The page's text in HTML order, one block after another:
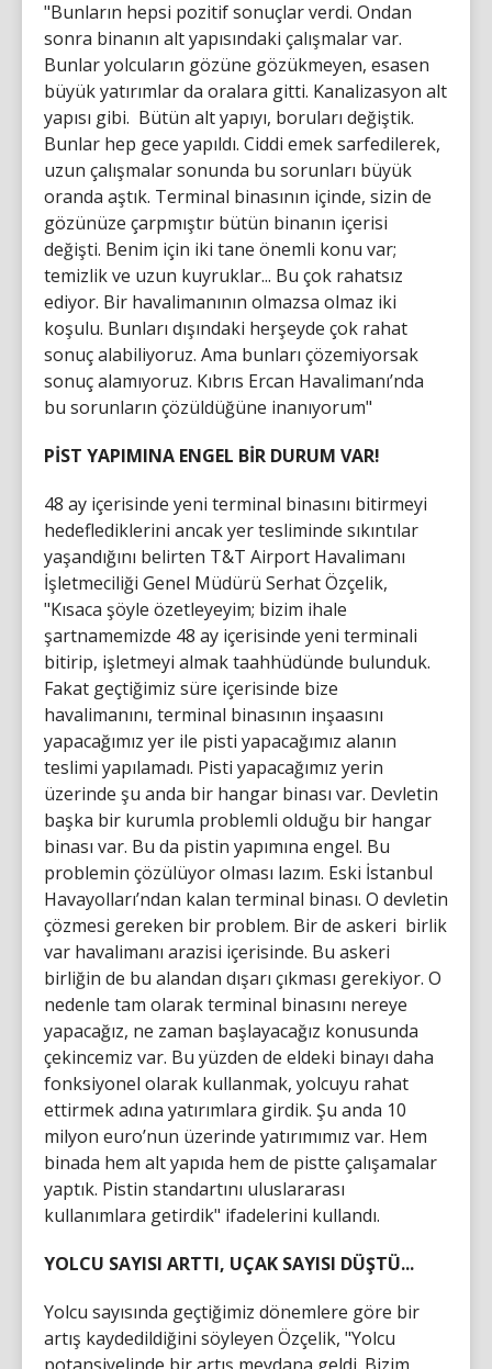
"Bunların hepsi pozitif sonuçlar verdi. Ondan
sonra binanın alt yapısındaki çalışmalar var.
Bunlar yolcuların gözüne gözükmeyen, esasen
büyük yatırımlar da oralara gitti. Kanalizasyon alt
yapısı gibi. Bütün alt yapıyı, boruları değiştik.
Bunlar hep gece yapıldı. Ciddi emek sarfedilerek,
uzun çalışmalar sonunda bu sorunları büyük
oranda aştık. Terminal binasının içinde, sizin de
gözünüze çarpmıştır bütün binanın içerisi
değişti. Benim için iki tane önemli konu var;
temizlik ve uzun kuyruklar... Bu çok rahatsız
ediyor. Bir havalimanının olmazsa olmaz iki
koşulu. Bunları dışındaki herşeyde çok rahat
sonuç alabiliyoruz. Ama bunları çözemiyorsak
sonuç alamıyoruz. Kıbrıs Ercan Havalimanı’nda
bu sorunların çözüldüğüne inanıyorum"
PİST YAPIMINA ENGEL BİR DURUM VAR!
48 ay içerisinde yeni terminal binasını bitirmeyi
hedeflediklerini ancak yer tesliminde sıkıntılar
yaşandığını belirten T&T Airport Havalimanı
İşletmeciliği Genel Müdürü Serhat Özçelik,
"Kısaca şöyle özetleyeyim; bizim ihale
şartnamemizde 48 ay içerisinde yeni terminali
bitirip, işletmeyi almak taahhüdünde bulunduk.
Fakat geçtiğimiz süre içerisinde bize
havalimanını, terminal binasının inşaasını
yapacağımız yer ile pisti yapacağımız alanın
teslimi yapılamadı. Pisti yapacağımız yerin
üzerinde şu anda bir hangar binası var. Devletin
başka bir kurumla problemli olduğu bir hangar
binası var. Bu da pistin yapımına engel. Bu
problemin çözülüyor olması lazım. Eski İstanbul
Havayolları’ndan kalan terminal binası. O devletin
çözmesi gereken bir problem. Bir de askeri birlik
var havalimanı arazisi içerisinde. Bu askeri
birliğin de bu alandan dışarı çıkması gerekiyor. O
nedenle tam olarak terminal binasını nereye
yapacağız, ne zaman başlayacağız konusunda
çekincemiz var. Bu yüzden de eldeki binayı daha
fonksiyonel olarak kullanmak, yolcuyu rahat
ettirmek adına yatırımlara girdik. Şu anda 10
milyon euro’nun üzerinde yatırımımız var. Hem
binada hem alt yapıda hem de pistte çalışamalar
yaptık. Pistin standartını uluslararası
kullanımlara getirdik" ifadelerini kullandı.
YOLCU SAYISI ARTTI, UÇAK SAYISI DÜŞTÜ...
Yolcu sayısında geçtiğimiz dönemlere göre bir
artış kaydedildiğini söyleyen Özçelik, "Yolcu